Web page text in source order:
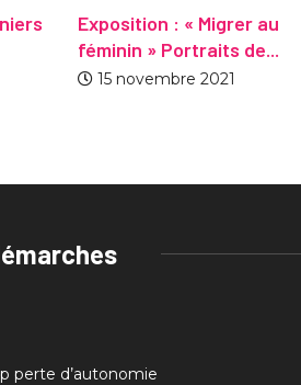
Exposition : « Migrer au
féminin » Portraits de...
15 novembre 2021
perte d’autonomie